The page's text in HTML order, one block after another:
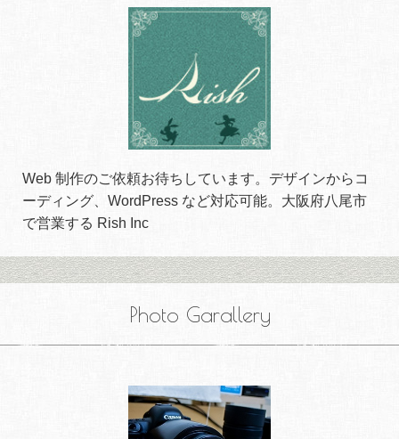
Web 制作のご依頼お待ちしています。デザインからコ
ーディング、WordPress など対応可能。大阪府八尾市
で営業する Rish Inc
Photo Garallery